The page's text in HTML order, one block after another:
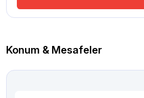
Konum & Mesafeler